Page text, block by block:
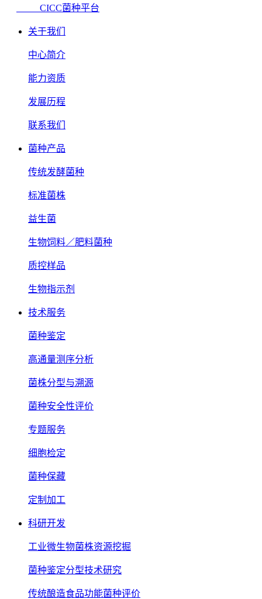
CICC菌种平台
关于我们
中心简介
能力资质
发展历程
联系我们
菌种产品
传统发酵菌种
标准菌株
益生菌
生物饲料／肥料菌种
质控样品
生物指示剂
技术服务
菌种鉴定
高通量测序分析
菌株分型与溯源
菌种安全性评价
专题服务
细胞检定
菌种保藏
定制加工
科研开发
工业微生物菌株资源挖掘
菌种鉴定分型技术研究
传统酿造食品功能菌种评价